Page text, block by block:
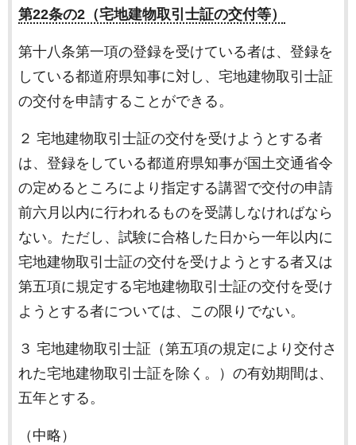
第22条の2（宅地建物取引士証の交付等）
第十八条第一項の登録を受けている者は、登録を
している都道府県知事に対し、宅地建物取引士証
の交付を申請することができる。
２ 宅地建物取引士証の交付を受けようとする者
は、登録をしている都道府県知事が国土交通省令
の定めるところにより指定する講習で交付の申請
前六月以内に行われるものを受講しなければなら
ない。ただし、試験に合格した日から一年以内に
宅地建物取引士証の交付を受けようとする者又は
第五項に規定する宅地建物取引士証の交付を受け
ようとする者については、この限りでない。
３ 宅地建物取引士証（第五項の規定により交付さ
れた宅地建物取引士証を除く。）の有効期間は、
五年とする。
（中略）